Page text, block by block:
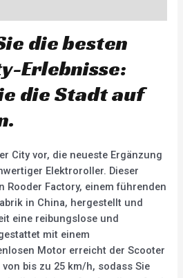
die besten
Erlebnisse:
die Stadt auf
City vor, die neueste Ergänzung
Elektroroller. Dieser
Rooder Factory, einem führenden
in China, hergestellt und
eine reibungslose und
mit einem
Motor erreicht der Scooter
bis zu 25 km/h, sodass Sie